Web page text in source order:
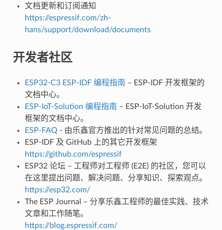
文档更新和订阅通知
https://espressif.com/zh-
hans/support/download/documents
开发者社区
ESP32-C3 ESP-IDF 编程指南 – ESP-IDF 开发框架的
文档中心。
ESP-IoT-Solution 编程指南 – ESP-IoT-Solution 开发
框架的文档中心。
ESP-FAQ - 由乐鑫官方推出的针对常见问题的总结。
ESP-IDF 及 GitHub 上的其它开发框架
https://github.com/espressif
ESP32 论坛 – 工程师对工程师 (E2E) 的社区，您可以
在这里提出问题、解决问题、分享知识、探索观点。
https://esp32.com/
The ESP Journal – 分享乐鑫工程师的最佳实践、技术
文章和工作随笔。
https://blog.espressif.com/